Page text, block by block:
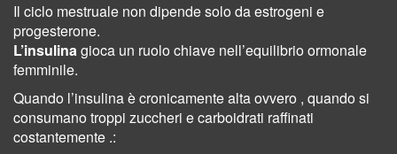
Il ciclo mestruale non dipende solo da estrogeni e
progesterone.
L’insulinagioca un ruolo chiave nell’equilibrio ormonale
femminile.
Quando l’insulina è cronicamente alta ovvero , quando si
consumano troppi zuccheri e carboidrati raffinati
costantemente .: